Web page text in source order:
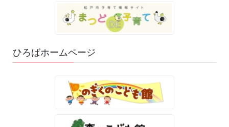
ひろばホームページ